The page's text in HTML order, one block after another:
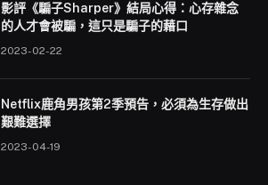
影評《騙子Sharper》結局心得：心存雜念
的人才會被騙，這只是騙子的藉口
2023-02-22
Netflix鹿角男孩第2季預告，必須為生存做出
艱難選擇
2023-04-19